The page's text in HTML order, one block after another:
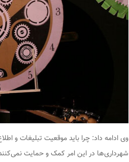
وی ادامه داد: چرا باید موقعیت تبلیغات و
شهرداری‌ها در این امر کمک و حمایت